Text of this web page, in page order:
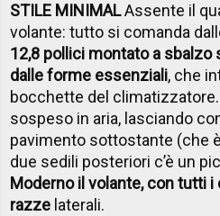
STILE MINIMALAssente il
volante: tutto si comanda
12,8 pollici montato a sbalzo
dalle forme essenziali, che
bocchette del climatizzatore.
sospeso in aria, lasciando
pavimento sottostante (che
due sedili posteriori c’è un
Moderno il volante, con tutti
razze laterali.